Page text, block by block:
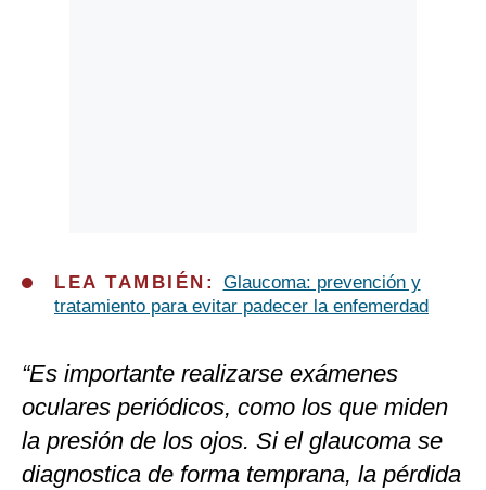
LEA TAMBIÉN: Glaucoma: prevención y
tratamiento para evitar padecer la enfemerdad
“Es importante realizarse exámenes
oculares periódicos, como los que miden
la presión de los ojos. Si el glaucoma se
diagnostica de forma temprana, la pérdida